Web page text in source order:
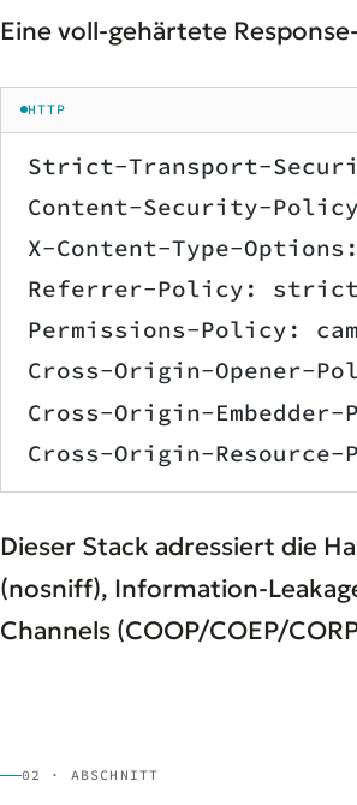
Eine voll-gehärtete
HTTP
Strict-Transport-
Content-Security-
X-Content-Type-
Referrer-Policy:
Permissions-Policy:
Cross-Origin-Opener-
Cross-Origin-
Cross-Origin-
Dieser Stack adressiert die
(nosniff), Information-
Channels (COOP/COEP/
02 · ABSCHNITT